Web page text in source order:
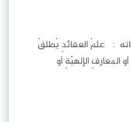
: علمُ العقائدِ يُطلقُ
المعارفِ الإلهيّةِ أو